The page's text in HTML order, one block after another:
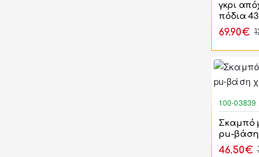
γκρι
πόδια
69.90€
100-03839
Σκαμπό
pu-βάση
46.50€